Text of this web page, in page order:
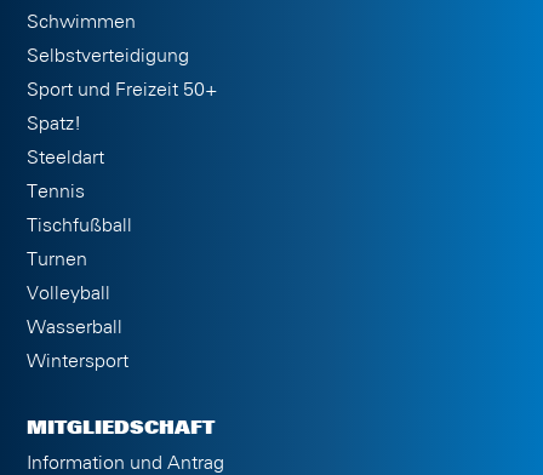
Schwimmen
Selbstverteidigung
Sport und Freizeit 50+
Spatz!
Steeldart
Tennis
Tischfußball
Turnen
Volleyball
Wasserball
Wintersport
MITGLIEDSCHAFT
Information und Antrag